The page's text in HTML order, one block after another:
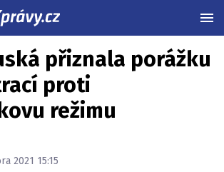
přiznala porážku
proti
režimu
2021 15:15